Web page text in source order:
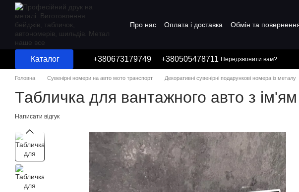
Перейти до основного контенту
Про нас Оплата і доставка Обмін та
Каталог +380673179749 +380505478711 Передзвонити вам?
Головна Сувенірні номери на авто мото транспорт Декоративні сувенірні подарункові номера із металу
Табличка для вантажного авто з
Написати відгук